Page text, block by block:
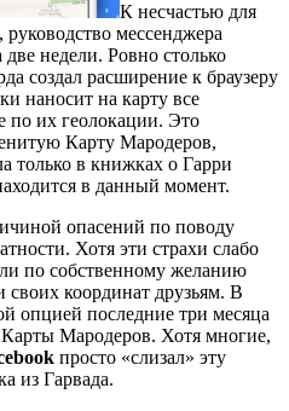
К несчастью для
, руководство мессенджера
недели. Ровно столько
создал расширение к браузеру
наносит на карту все
по их геолокации. Это
Карту Мародеров,
только в книжках о Гарри
в данный момент.
опасений по поводу
Хотя эти страхи слабо
по собственному желанию
координат друзьям. В
опцией последние три месяца
Мародеров. Хотя многие,
просто «слизал» эту
из Гарвада.